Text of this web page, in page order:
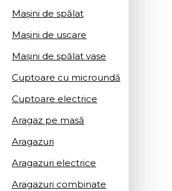
Mașini de spălat
Mașini de uscare
Mașini de spălat vase
Cuptoare cu microundă
Cuptoare electrice
Aragaz pe masă
Aragazuri
Aragazuri electrice
Aragazuri combinate